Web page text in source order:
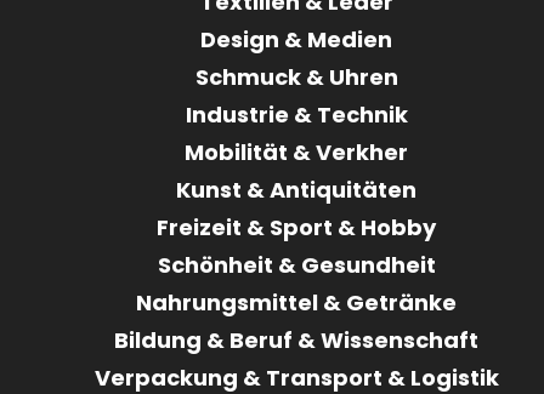
Design & Medien
Schmuck & Uhren
Industrie & Technik
Mobilität & Verkher
Kunst & Antiquitäten
Freizeit & Sport & Hobby
Schönheit & Gesundheit
Nahrungsmittel & Getränke
Bildung & Beruf & Wissenschaft
Verpackung & Transport & Logistik